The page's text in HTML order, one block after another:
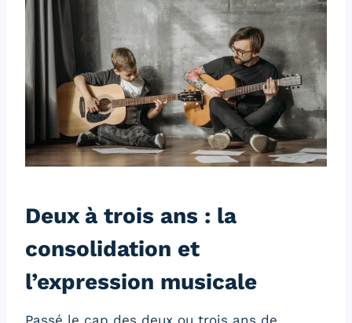
Deux à trois ans : la
consolidation et
l’expression musicale